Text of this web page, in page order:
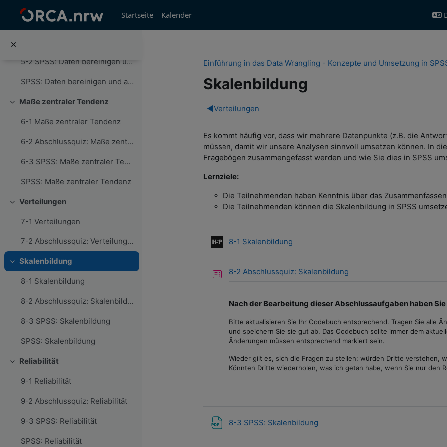
Startseite Kalender
5-2 SPSS: Daten bereinigen und anreichern
SPSS: Daten bereinigen und anreichern
Einklappen
Maße zentraler Tendenz
6-1 Maße zentraler Tendenz
6-2 Abschlussquiz: Maße zentraler Tendenz
6-3 SPSS: Maße zentraler Tendenz
SPSS: Maße zentraler Tendenz
Einklappen
Verteilungen
7-1 Verteilungen
7-2 Abschlussquiz: Verteilungen
Einklappen
Skalenbildung
8-1 Skalenbildung
8-2 Abschlussquiz: Skalenbildung
8-3 SPSS: Skalenbildung
SPSS: Skalenbildung
Einklappen
Reliabilität
9-1 Reliabilität
9-2 Abschlussquiz: Reliabilität
9-3 SPSS: Reliabilität
SPSS: Reliabilität
Einführung in das Data Wrangling - Konzepte und Umsetzung in
Skalenbildung
Abschnittsübersicht
◀︎Verteilungen
Es kommt häufig vor, dass wir mehrere Datenpunkte (z.B. die
müssen, damit wir unsere Analysen sinnvoll umsetzen können. In
Fragebögen zusammengefasst werden und wie Sie dies in SPSS
Lernziele:
Die Teilnehmenden haben Kenntnis über das Zusammenfassen
Die Teilnehmenden können die Skalenbildung in SPSS
8-1 SkalenbildungInteraktiver Inhalt
8-2 Abschlussquiz: SkalenbildungTest
Nach der Bearbeitung dieser Abschlussaufgaben haben
Bitte aktualisieren Sie Ihr Codebuch entsprechend. Tragen Sie alle
und speichern Sie sie gut ab. Das Codebuch sollte immer dem
Änderungen müssen entsprechend markiert sein.
Wieder gilt es, sich die Fragen zu stellen: würden Dritte verstehen,
Könnten Dritte wiederholen, was ich getan habe, wenn Sie nur den
8-3 SPSS: Skalenbildung